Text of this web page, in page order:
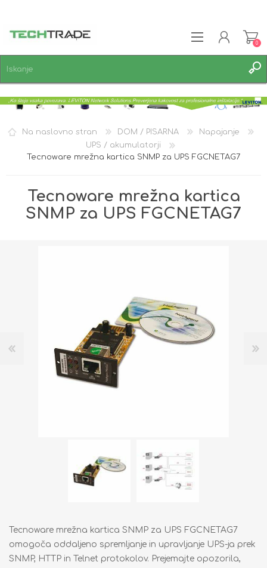
PRIJAVA
0
Na naslovno stran DOM / PISARNA
Napajanje
UPS / akumulatorji
Tecnoware mrežna kartica SNMP za UPS FGCNETAG7
Tecnoware mrežna kartica
SNMP za UPS FGCNETAG7
Tecnoware mrežna kartica SNMP za UPS FGCNETAG7
omogoča oddaljeno spremljanje in upravljanje UPS-ja prek
SNMP, HTTP in Telnet protokolov. Prejemajte opozorila,